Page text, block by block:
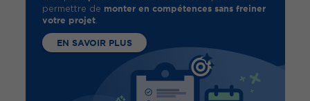
permettre de monter en compétences sans freiner
votre projet.
EN SAVOIR PLUS